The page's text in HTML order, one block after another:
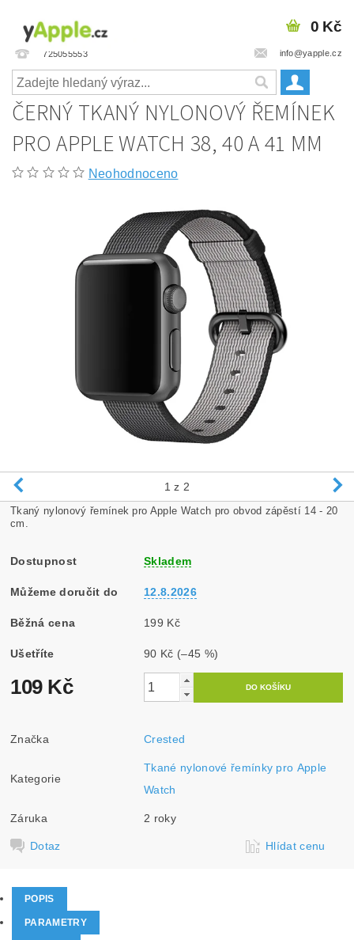
725055553 info@yapple.cz
0 Kč
ČERNÝ TKANÝ NYLONOVÝ ŘEMÍNEK
PRO APPLE WATCH 38, 40 A 41 MM
Neohodnoceno
1 z 2
Tkaný nylonový řemínek pro Apple Watch pro obvod zápěstí 14 - 20
cm.
Dostupnost Skladem
Můžeme doručit do 12.8.2026
Běžná cena 199 Kč
Ušetříte 90 Kč (–45 %)
109 Kč
Značka Crested
Kategorie
Tkané nylonové řemínky pro Apple
Watch
Záruka 2 roky
Dotaz Hlídat cenu
POPIS
PARAMETRY